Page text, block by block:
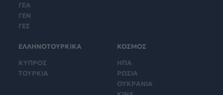
ΓΕΑ
ΓΕΝ
ΓΕΣ
ΕΛΛΗΝΟΤΟΥΡΚΙΚΑ
ΚΥΠΡΟΣ
ΤΟΥΡΚΙΑ
ΚΟΣΜΟΣ
ΗΠΑ
ΡΩΣΙΑ
ΟΥΚΡΑΝΙΑ